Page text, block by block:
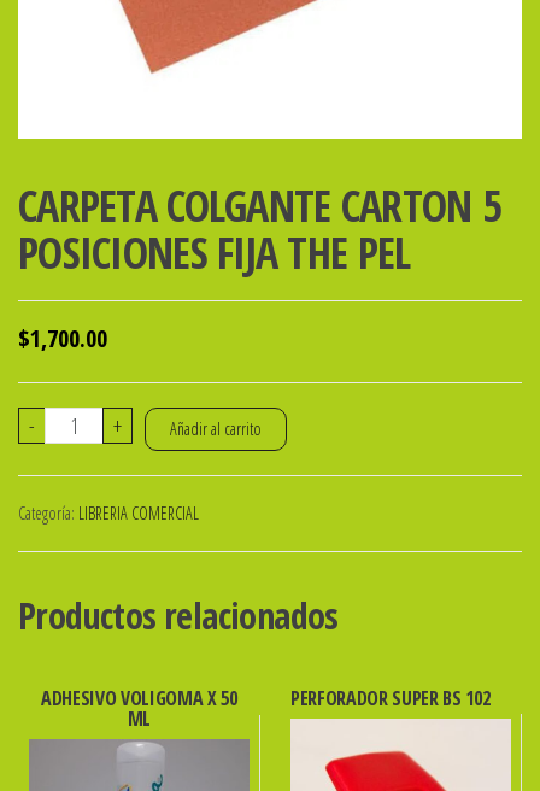
CARPETA COLGANTE CARTON 5
POSICIONES FIJA THE PEL
$1,700.00
-
CARPETA
5
POSICIONES
THE
cantidad
+ Añadir al carrito
Categoría: LIBRERIA COMERCIAL
Productos relacionados
ADHESIVO VOLIGOMA X 50
ML
PERFORADOR SUPER BS 102